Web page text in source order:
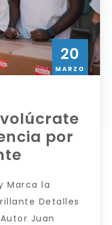
20
MARZO
por
Marca la
Detalles
Juan